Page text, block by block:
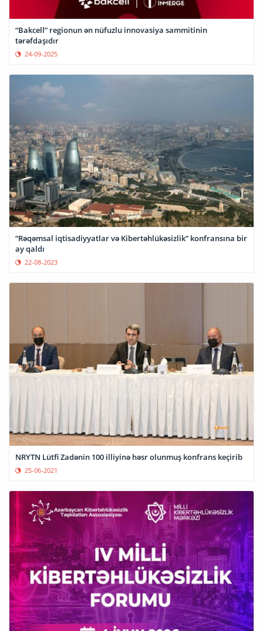
“Bakcell” regionun ən nüfuzlu innovasiya sammitinin
tərəfdaşıdır
24-09-2025
“Rəqəmsal iqtisadiyyatlar və Kibertəhlükəsizlik” konfransına bir
ay qaldı
22-08-2023
NRYTN Lütfi Zadənin 100 illiyinə həsr olunmuş konfrans keçirib
25-06-2021